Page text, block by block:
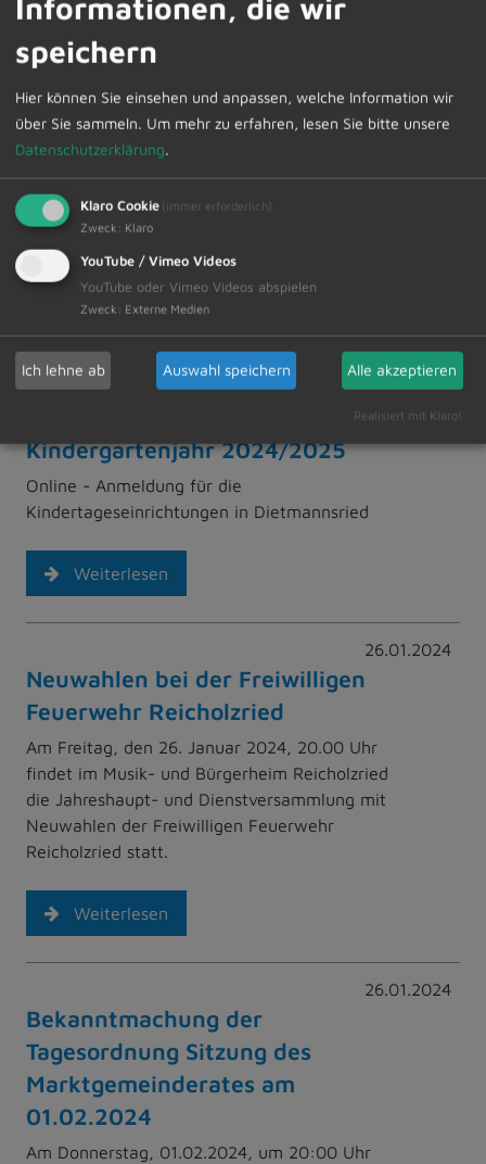
Bürgersprechstunden des Ersten
Bürgermeisters – auch digital
möglich
2024, von 08.00 Uhr – 09.30 Uhr für Fragen
und Gespräche im Rathaus zur Verfügung.
Weiterlesen
26.01.2024
Anmeldungen in Dietmannsrieder
Kindertageseinrichtungen für das
Kindergartenjahr 2024/2025
Online - Anmeldung für die
Kindertageseinrichtungen in Dietmannsried
Weiterlesen
26.01.2024
Neuwahlen bei der Freiwilligen
Feuerwehr Reicholzried
Am Freitag, den 26. Januar 2024, 20.00 Uhr
findet im Musik- und Bürgerheim Reicholzried
die Jahreshaupt- und Dienstversammlung mit
Neuwahlen der Freiwilligen Feuerwehr
Reicholzried statt.
Weiterlesen
26.01.2024
Bekanntmachung der
Tagesordnung Sitzung des
Marktgemeinderates am
01.02.2024
Am Donnerstag, 01.02.2024, um 20:00 Uhr
Informationen, die wir
speichern
Hier können Sie einsehen und anpassen, welche Information wir
über Sie sammeln. Um mehr zu erfahren, lesen Sie bitte unsere
Datenschutzerklärung.
Klaro Cookie (immer erforderlich)
Zweck : Klaro
YouTube / Vimeo Videos
YouTube oder Vimeo Videos abspielen
Zweck : Externe Medien
Ich lehne ab Auswahl speichern Alle akzeptieren
Realisiert mit Klaro!